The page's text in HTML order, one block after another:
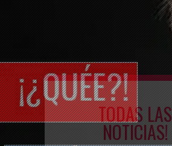
TODAS LAS
NOTICIAS!